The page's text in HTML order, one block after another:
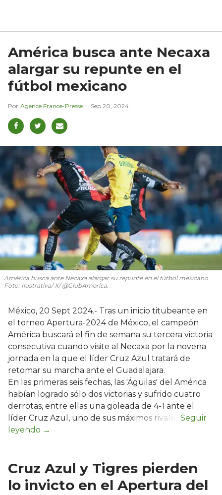
América busca ante Necaxa
alargar su repunte en el
fútbol mexicano
Agence France-Presse Sep 20, 2024
América busca ante Necaxa alargar su repunte en el fútbol mexicano.
Foto: Ilustrativa/ X/ @ClubAmerica.
México, 20 Sept 2024.- Tras un inicio titubeante en
el torneo Apertura-2024 de México, el campeón
América buscará el fin de semana su tercera victoria
consecutiva cuando visite al Necaxa por la novena
jornada en la que el líder Cruz Azul tratará de
retomar su marcha ante el Guadalajara.
En las primeras seis fechas, las 'Águilas' del América
habían logrado sólo dos victorias y sufrido cuatro
derrotas, entre ellas una goleada de 4-1 ante el
líder Cruz Azul, uno de sus máximos rivales.
Cruz Azul y Tigres pierden
lo invicto en el Apertura del